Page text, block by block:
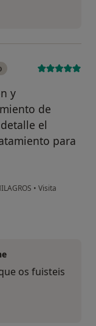
y
de
el
para
• Visita
os fuisteis